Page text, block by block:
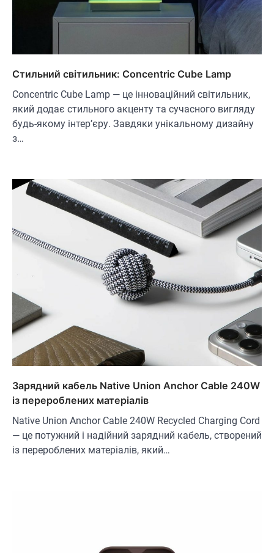
Стильний світильник: Concentric Cube Lamp
Concentric Cube Lamp — це інноваційний світильник,
який додає стильного акценту та сучасного вигляду
будь-якому інтер’єру. Завдяки унікальному дизайну
з…
Зарядний кабель Native Union Anchor Cable 240W
із перероблених матеріалів
Native Union Anchor Cable 240W Recycled Charging Cord
— це потужний і надійний зарядний кабель, створений
із перероблених матеріалів, який…